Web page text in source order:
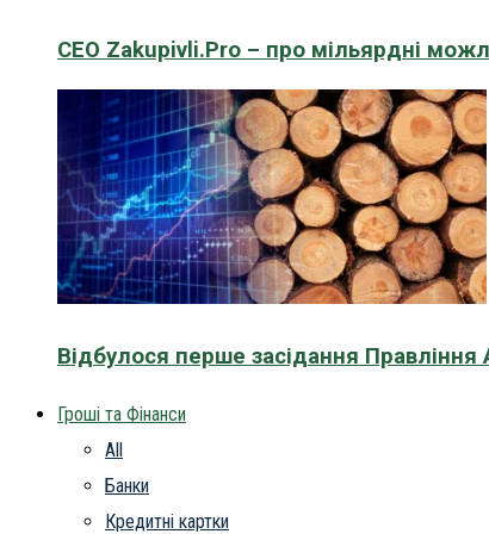
CEO Zakupivli.Pro – про мільярдні
Відбулося перше засідання Правління
Гроші та Фінанси
All
Банки
Кредитні картки